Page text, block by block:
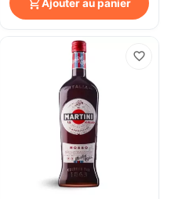
Ajouter au panier